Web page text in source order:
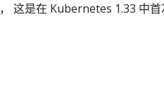
， 这是在 Kubernetes 1.33 中首